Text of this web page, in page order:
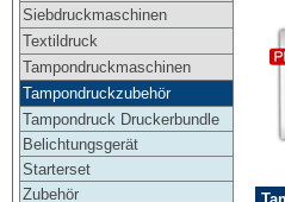
Siebdruckmaschinen
Textildruck
Tampondruckmaschinen
Tampondruckzubehör
Tampondruck Druckerbundle
Belichtungsgerät
Starterset
Zubehör